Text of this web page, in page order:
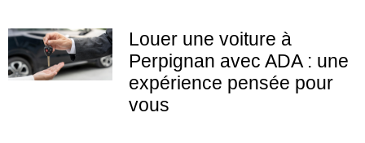
Louer une voiture à
Perpignan avec ADA : une
expérience pensée pour
vous